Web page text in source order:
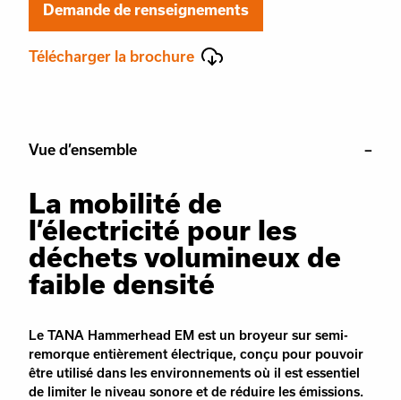
Demande de renseignements
Télécharger la brochure
Vue d’ensemble
La mobilité de
l’électricité pour les
déchets volumineux de
faible densité
Le TANA Hammerhead EM est un broyeur sur semi-
remorque entièrement électrique, conçu pour pouvoir
être utilisé dans les environnements où il est essentiel
de limiter le niveau sonore et de réduire les émissions.